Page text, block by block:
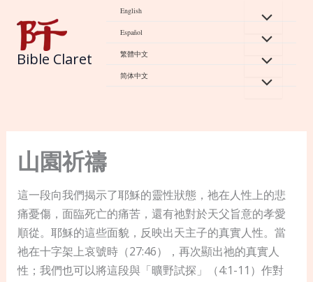
content
Bible Claret
English
Español
繁體中文
简体中文
山園祈禱
這一段向我們揭示了耶穌的靈性狀態，祂在人性上的悲
痛憂傷，面臨死亡的痛苦，還有祂對於天父旨意的孝愛
順從。耶穌的這些面貌，反映出天主子的真實人性。當
祂在十字架上哀號時（27:46），再次顯出祂的真實人
性；我們也可以將這段與「曠野試探」（4:1-11）作對